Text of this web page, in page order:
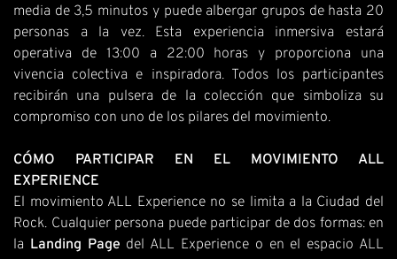
media de 3,5 minutos y puede albergar grupos de hasta 20
personas a la vez. Esta experiencia inmersiva estará
operativa de 13:00 a 22:00 horas y proporciona una
vivencia colectiva e inspiradora. Todos los participantes
recibirán una pulsera de la colección que simboliza su
compromiso con uno de los pilares del movimiento.
CÓMO PARTICIPAR EN EL MOVIMIENTO ALL
EXPERIENCE
El movimiento ALL Experience no se limita a la Ciudad del
Rock. Cualquier persona puede participar de dos formas: en
la Landing Page del ALL Experience o en el espacio ALL